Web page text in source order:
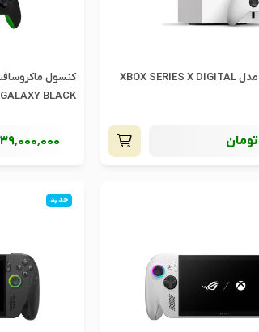
کنسول ماکروسافت مدل XBOX SERIES X DIGITAL
تومان
GALAXY BLACK
جدید